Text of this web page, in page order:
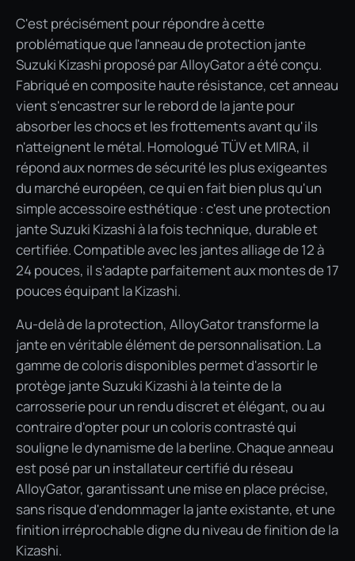
C'est précisément pour répondre à cette
problématique que l'anneau de protection jante
Suzuki Kizashi proposé par AlloyGator a été conçu.
Fabriqué en composite haute résistance, cet anneau
vient s'encastrer sur le rebord de la jante pour
absorber les chocs et les frottements avant qu'ils
n'atteignent le métal. Homologué TÜV et MIRA, il
répond aux normes de sécurité les plus exigeantes
du marché européen, ce qui en fait bien plus qu'un
simple accessoire esthétique : c'est une protection
jante Suzuki Kizashi à la fois technique, durable et
certifiée. Compatible avec les jantes alliage de 12 à
24 pouces, il s'adapte parfaitement aux montes de 17
pouces équipant la Kizashi.
Au-delà de la protection, AlloyGator transforme la
jante en véritable élément de personnalisation. La
gamme de coloris disponibles permet d'assortir le
protège jante Suzuki Kizashi à la teinte de la
carrosserie pour un rendu discret et élégant, ou au
contraire d'opter pour un coloris contrasté qui
souligne le dynamisme de la berline. Chaque anneau
est posé par un installateur certifié du réseau
AlloyGator, garantissant une mise en place précise,
sans risque d'endommager la jante existante, et une
finition irréprochable digne du niveau de finition de la
Kizashi.